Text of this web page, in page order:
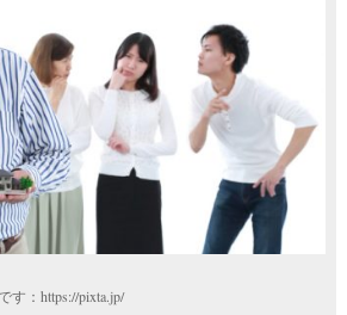
す：https://pixta.jp/